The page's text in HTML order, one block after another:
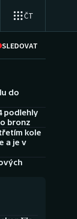
ČT
SLEDOVAT
do
podlehly
bronz
kole
a je v